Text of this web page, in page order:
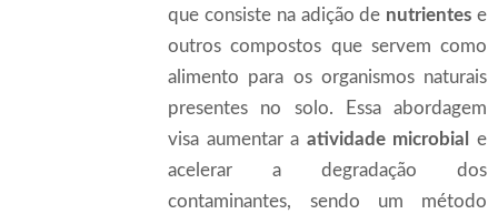
que consiste na adição de nutrientes e
outros compostos que servem como
alimento para os organismos naturais
presentes no solo. Essa abordagem
visa aumentar a atividade microbial
e
acelerar a degradação dos
contaminantes, sendo um método